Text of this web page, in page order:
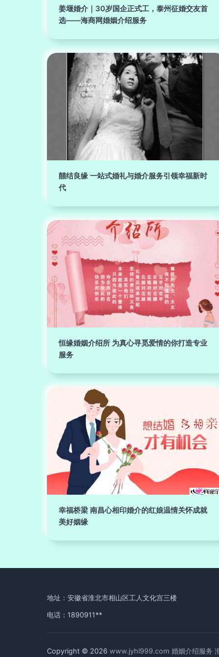
姜堰婚介｜30岁国企正式工，泰州征婚交友首
选——海商网婚姻介绍服务
囍结良缘 一站式婚礼与婚介服务引领幸福新时
代
恒缘婚姻介绍所 为真心寻觅爱情的你打造专业
服务
幸福桥梁 南昌心相印婚介的红娘温情关怀成就
美好姻缘
地址：安徽省淮北市相山区工人文化宫三楼
电话：1890911**
Copyright © 2026 www.jyhl999.com 婚姻介绍服务